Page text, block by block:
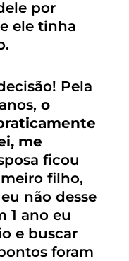
por
ele tinha
Pela
o
me
ficou
filho,
não desse
1 ano eu
e buscar
foram